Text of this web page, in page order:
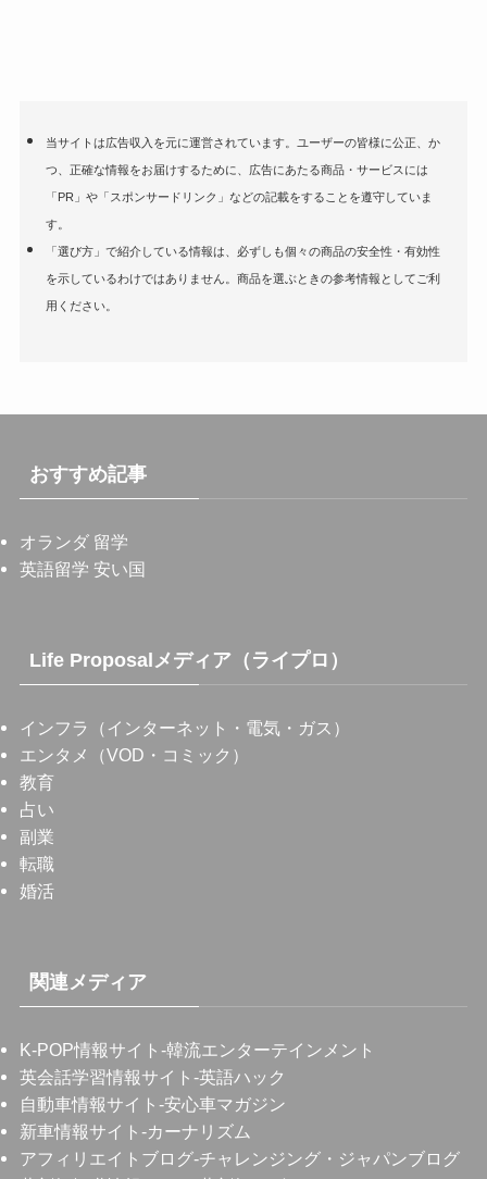
当サイトは広告収入を元に運営されています。ユーザーの皆様に公正、か
つ、正確な情報をお届けするために、広告にあたる商品・サービスには
「PR」や「スポンサードリンク」などの記載をすることを遵守していま
す。
「選び方」で紹介している情報は、必ずしも個々の商品の安全性・有効性
を示しているわけではありません。商品を選ぶときの参考情報としてご利
用ください。
おすすめ記事
オランダ 留学
英語留学 安い国
Life Proposalメディア（ライプロ）
インフラ（インターネット・電気・ガス）
エンタメ（VOD・コミック）
教育
占い
副業
転職
婚活
関連メディア
K-POP情報サイト -韓流エンターテインメント
英会話学習情報サイト -英語ハック
自動車情報サイト -安心車マガジン
新車情報サイト -カーナリズム
アフィリエイトブログ-チャレンジング・ジャパンブログ